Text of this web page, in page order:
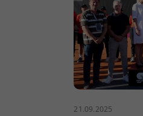
21.09.2025